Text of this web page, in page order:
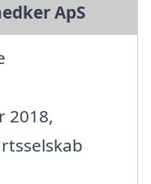
ApS
2018,